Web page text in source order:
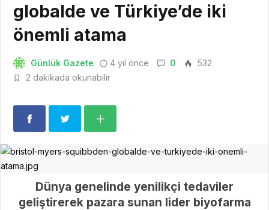
globalde ve Türkiye’de iki
önemli atama
Günlük Gazete 4 yıl önce 0
532
2 dakikada okunabilir
Dünya genelinde yenilikçi tedaviler
geliştirerek pazara sunan lider biyofarma